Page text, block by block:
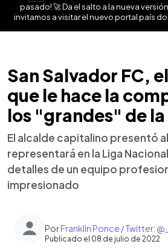
pasado! 🚀 Da el salto a la nueva
invitamos a visitar el nuevo portal país
San Salvador FC,
que le hace la
los "grandes" de
El alcalde capitalino presentó
representará en la Liga
detalles de un equipo
impresionado
PorFranklin Ponce / Twitter:
Publicado el 08 de julio de 2022